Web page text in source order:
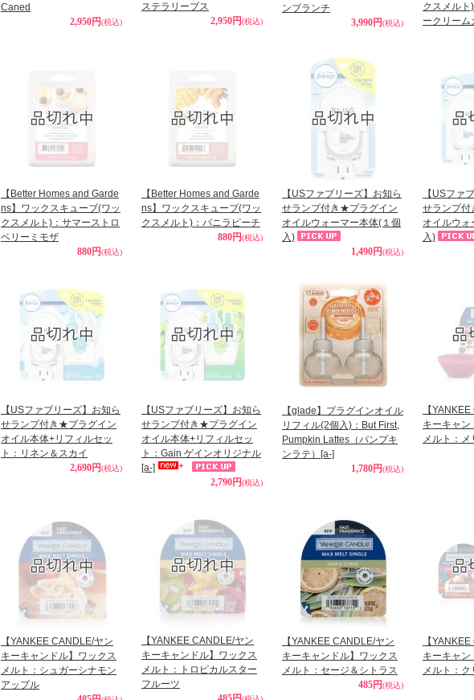
Caned
2,950円(税込)
ステラリーブス
2,950円(税込)
ンブランチ
3,990円(税込)
クスメルト
ークリーム
【Better Homes and Garde
ns】ワックスキューブ(ワッ
クスメルト)：サマーストロ
ベリーミモザ
880円(税込)
【Better Homes and Garde
ns】ワックスキューブ(ワッ
クスメルト)：バニラピーチ
880円(税込)
【USファブリーズ】お知ら
せランプ付き★プラグイン
オイルウォーマー本体(１個
入)
1,490円(税込)
【USファ
せランプ
オイルウォ
入)
【USファブリーズ】お知ら
せランプ付き★プラグイン
オイル本体+リフィルセッ
ト：リネン＆スカイ
2,690円(税込)
【USファブリーズ】お知ら
せランプ付き★プラグイン
オイル本体+リフィルセッ
ト：Gain ゲインオリジナル
[a-]
2,790円(税込)
【glade】プラグインオイル
リフィル(2個入)：But First,
Pumpkin Lattes（パンプキ
ンラテ）
[a-]
1,780円(税込)
【
キーキャン
メルト：メ
【YANKEE CANDLE/ヤン
キーキャンドル】ワックス
メルト：シュガーシナモン
アップル
【YANKEE CANDLE/ヤン
キーキャンドル】ワックス
メルト：トロピカルスター
フルーツ
【YANKEE CANDLE/ヤン
キーキャンドル】ワックス
メルト：セージ＆シトラス
485円(税込)
【
キーキャン
メルト：